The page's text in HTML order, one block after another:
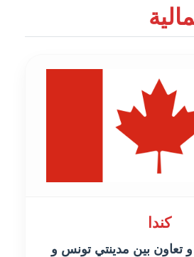
كندا
و تعاون بين مدينتي تونس و